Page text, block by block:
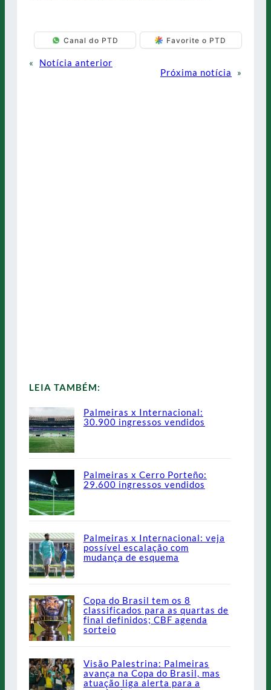
Canal do PTD Favorite o PTD
«
Notícia anterior
Próxima notícia
»
LEIA TAMBÉM:
Palmeiras x Internacional:
30.900 ingressos vendidos
Palmeiras x Cerro Porteño:
29.600 ingressos vendidos
Palmeiras x Internacional: veja
possível escalação com
mudança de esquema
Copa do Brasil tem os 8
classificados para as quartas de
final definidos; CBF agenda
sorteio
Visão Palestrina: Palmeiras
avança na Copa do Brasil, mas
atuação liga alerta para a